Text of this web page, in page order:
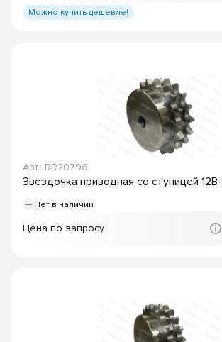
Можно купить дешевле!
Арт.: RR20796
Звездочка приводная со ступицей
Нет в наличии
Цена по запросу